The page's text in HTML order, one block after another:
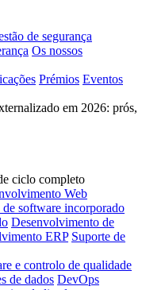
de segurança
Os nossos
Prémios Eventos
em 2026: prós,
ciclo completo
Web
software incorporado
Desenvolvimento de
ERP Suporte de
e controlo de qualidade
de dados DevOps